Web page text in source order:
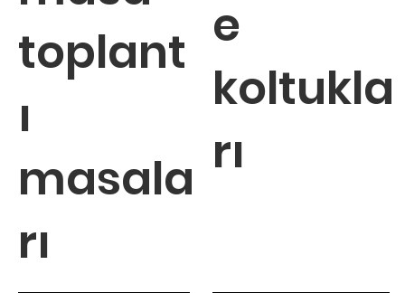
toplant
ı
masala
rı
e
koltukla
rı